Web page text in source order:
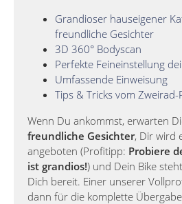
Grandioser hauseigener
freundliche Gesichter
3D 360° Bodyscan
Perfekte Feineinstellung
Umfassende Einweisung
Tips & Tricks vom Zweirad-
Wenn Du ankommst, erwarten
freundliche Gesichter, Dir wird
angeboten (Profitipp: Probiere
ist grandios!) und Dein Bike
Dich bereit. Einer unserer
dann für die komplette